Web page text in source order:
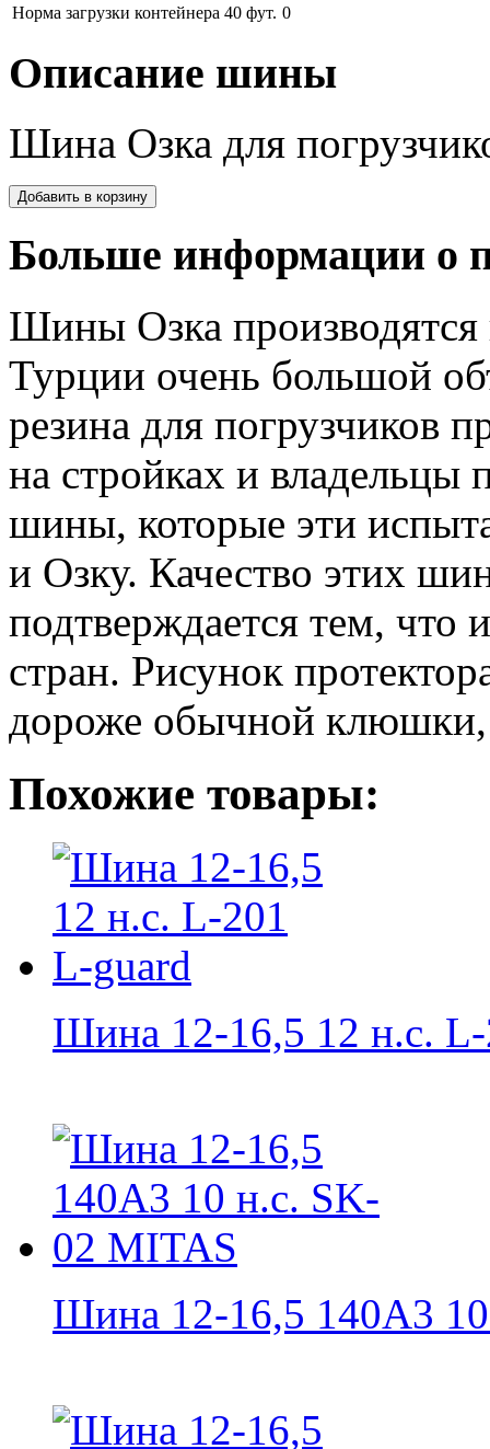
Норма загрузки контейнера 40 фут. 0
Описание шины
Шина Озка для
Больше информации о
Шины Озка
Турции очень большой
резина для погрузчиков
на стройках и владельцы
шины, которые эти
и Озку. Качество этих
подтверждается тем, что
стран. Рисунок
дороже обычной клюшки,
Похожие товары:
Шина 12-16,5 12 н.с.
Шина 12-16,5 140A3